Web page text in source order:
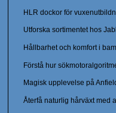
HLR dockor för
Utforska sortimentet hos
Hållbarhet och komfort i
Förstå hur
Magisk upplevelse på
Återfå naturlig hårväxt med